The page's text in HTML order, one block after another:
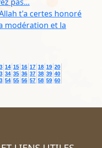
t'a certes honoré
modération et la
14 15 16 17 18 19 20
34 35 36 37 38 39 40
54 55 56 57 58 59 60